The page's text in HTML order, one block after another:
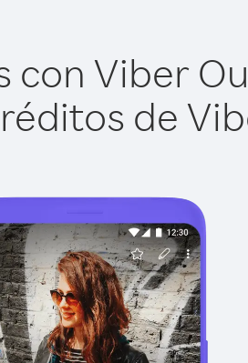
con Viber
de